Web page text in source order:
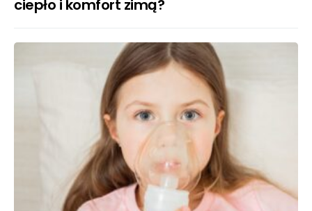
ciepło i komfort zimą?